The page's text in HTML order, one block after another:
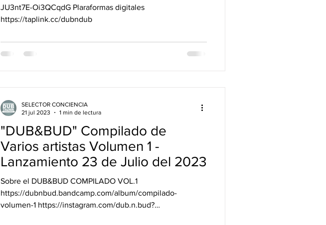
JU3nt7E-Oi3QCqdG Plaraformas digitales
https://taplink.cc/dubndub
"DUB&BUD" Compilado de
Varios artistas Volumen 1 -
Lanzamiento 23 de Julio del 2023
Sobre el DUB&BUD COMPILADO VOL.1
https://dubnbud.bandcamp.com/album/compilado-
volumen-1 https://instagram.com/dub.n.bud?
SELECTOR CONCIENCIA
21 jul 2023
1 min de lectura